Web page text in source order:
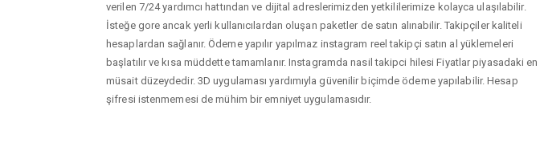
verilen 7/24 yardımcı hattından ve dijital adreslerimizden yetkililerimize kolayca ulaşılabilir.
İsteğe gore ancak yerli kullanıcılardan oluşan paketler de satın alınabilir. Takipçiler kaliteli
hesaplardan sağlanır. Ödeme yapılır yapılmaz instagram reel takipçi satın al yüklemeleri
başlatılır ve kısa müddette tamamlanır. Instagramda nasil takipci hilesi Fiyatlar piyasadaki en
müsait düzeydedir. 3D uygulaması yardımıyla güvenilir biçimde ödeme yapılabilir. Hesap
şifresi istenmemesi de mühim bir emniyet uygulamasıdır.